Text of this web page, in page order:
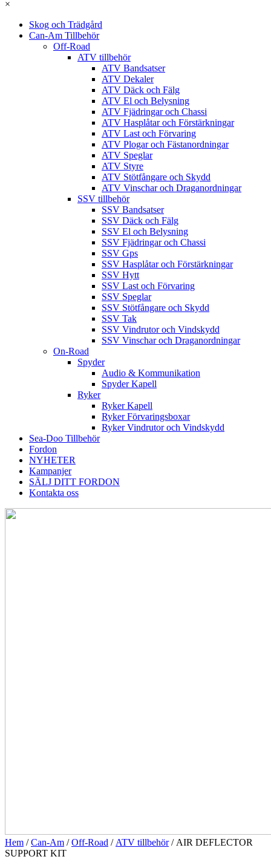
×
Skog och Trädgård
Can-Am Tillbehör
Off-Road
ATV tillbehör
ATV Bandsatser
ATV Dekaler
ATV Däck och Fälg
ATV El och Belysning
ATV Fjädringar och Chassi
ATV Hasplåtar och Förstärkningar
ATV Last och Förvaring
ATV Plogar och Fästanordningar
ATV Speglar
ATV Styre
ATV Stötfångare och Skydd
ATV Vinschar och Draganordningar
SSV tillbehör
SSV Bandsatser
SSV Däck och Fälg
SSV El och Belysning
SSV Fjädringar och Chassi
SSV Gps
SSV Hasplåtar och Förstärkningar
SSV Hytt
SSV Last och Förvaring
SSV Speglar
SSV Stötfångare och Skydd
SSV Tak
SSV Vindrutor och Vindskydd
SSV Vinschar och Draganordningar
On-Road
Spyder
Audio & Kommunikation
Spyder Kapell
Ryker
Ryker Kapell
Ryker Förvaringsboxar
Ryker Vindrutor och Vindskydd
Sea-Doo Tillbehör
Fordon
NYHETER
Kampanjer
SÄLJ DITT FORDON
Kontakta oss
Hem /Can-Am /Off-Road / ATV tillbehör/ AIR DEFLECTOR
SUPPORT KIT